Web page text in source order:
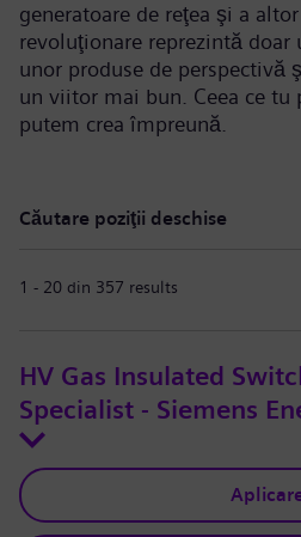
generatoare de reţea şi a
revoluţionare reprezintă doar
unor produse de perspectivă
un viitor mai bun. Ceea ce tu
putem crea împreună.
Căutare poziţii deschise
1 - 20 din 357 results
HV Gas Insulated
Specialist - Siemens